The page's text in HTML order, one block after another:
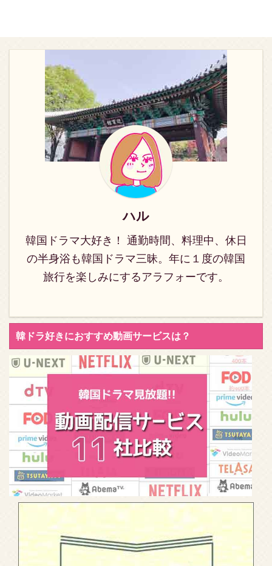
TUTAYA（ツタヤ）が運
営する、動画配信サービ
スです。 韓国ドラマ以外
にも国内外ドラマや映
画、アニメ ...
2024年には会員数453
万人という動画配信サー
ビス会社。 国内外のドラ
マや映画、アニ ...
際に使ってわかったデメ
リットもぶっちゃけま
す。感想を、料金、申し
込み方法も解説します〜
ABEMAプレミアム（ア
ベマプレミアム）に申し
込もうか迷っているな
ら、こちらを読んでおけ
「ABEMA」にサービス
名が変更になりました。
ABEMAプレミアムとは
ABEM ...
プレミアムを実際に使っ
てわかったデメリットも
ぶっちゃけます。感想
を、料金、申し込み方法
も解説します〜 FODプ
レミアムに申し込もうか
迷っているなら、こちら
を読んでおけば失敗しま
せんよ♪ ※2022年12月
更新：FODの無料トライ
FODプレミアムの無料ト
ライアル提供は2022年
12月18日で終了してお
り、月額976 ...
ハル
韓国ドラマ大好き！ 通勤時間、料理中、休日
の半身浴も韓国ドラマ三昧。年に１度の韓国
旅行を楽しみにするアラフォーです。
韓ドラ好きにおすすめ動画サービスは？